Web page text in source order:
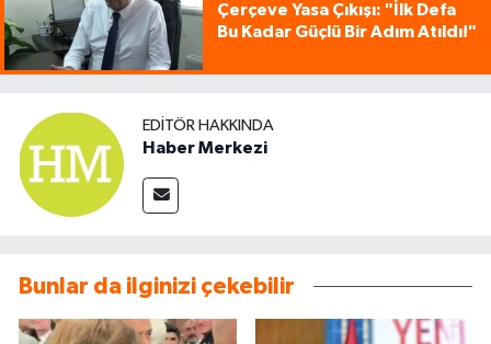
Çerçeve Yasa Çıkışı: "İlk Defa
Bu Kadar Güçlü Bir Adım Atıldı!"
EDITÖR HAKKINDA
Haber Merkezi
Bunlar da ilginizi çekebilir